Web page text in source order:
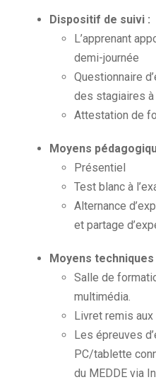
Dispositif de suivi :
L’apprenant
demi-journée
Questionnaire
des stagiaires
Attestation de
Moyens
Présentiel
Test blanc à
Alternance
et partage
Moyens techniques
Salle de
multimédia.
Livret remis
Les épreuves
PC/tablette
du MEDDE via